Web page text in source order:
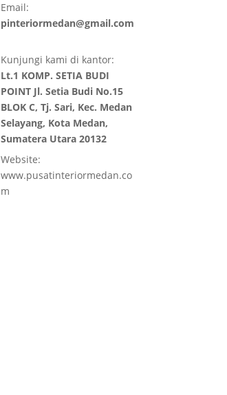
Email:
pinteriormedan@gmail.com
Kunjungi kami di kantor:
Lt.1 KOMP. SETIA BUDI
POINT Jl. Setia Budi No.15
BLOK C, Tj. Sari, Kec. Medan
Selayang, Kota Medan,
Sumatera Utara 20132
Website:
www.pusatinteriormedan.co
m